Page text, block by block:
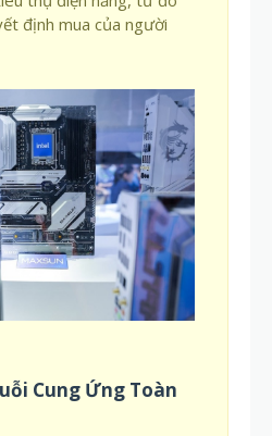
định mua của người
Cung Ứng Toàn